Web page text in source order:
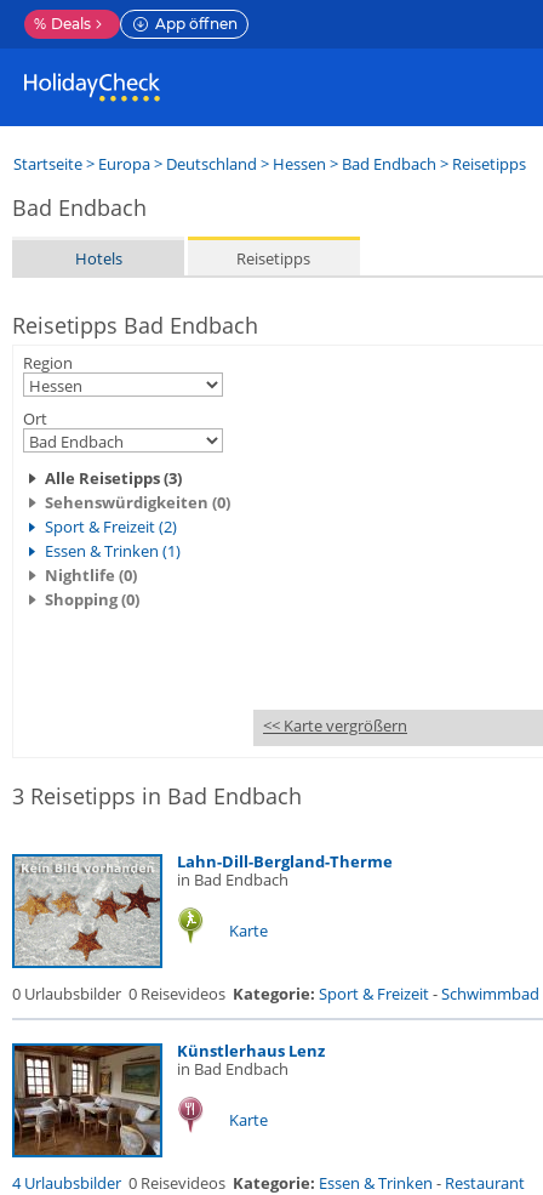
% Deals App öffnen
Startseite> Europa> Deutschland > Hessen > Bad Endbach > Reisetipps
Bad Endbach
Hotels Reisetipps
Reisetipps Bad Endbach
Region
Ort
Alle Reisetipps (3)
Sehenswürdigkeiten (0)
Sport & Freizeit (2)
Essen & Trinken (1)
Nightlife (0)
Shopping (0)
<< Karte vergrößern
3 Reisetipps in Bad Endbach
Lahn-Dill-Bergland-Therme
in Bad Endbach
Karte
0 Urlaubsbilder 0 Reisevideos Kategorie: Sport & Freizeit-Schwimmbad
Künstlerhaus Lenz
in Bad Endbach
Karte
4 Urlaubsbilder 0 Reisevideos Kategorie: Essen & Trinken - Restaurant